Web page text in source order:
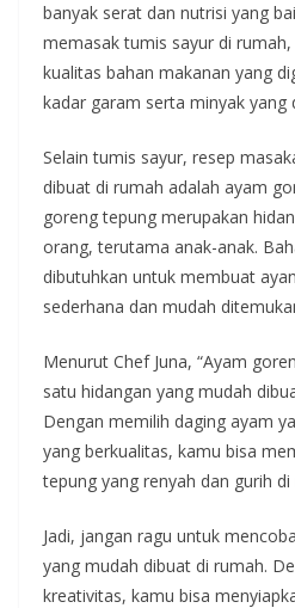
banyak serat dan nutrisi yang
memasak tumis sayur di
kualitas bahan makanan yang
kadar garam serta minyak yang
Selain tumis sayur, resep
dibuat di rumah adalah ayam
goreng tepung merupakan
orang, terutama anak-anak.
dibutuhkan untuk membuat
sederhana dan mudah
Menurut Chef Juna, “Ayam
satu hidangan yang mudah
Dengan memilih daging ayam
yang berkualitas, kamu bisa
tepung yang renyah dan gurih di
Jadi, jangan ragu untuk
yang mudah dibuat di rumah.
kreativitas, kamu bisa